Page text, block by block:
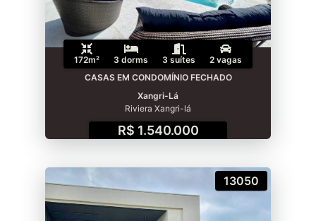
172m² 3 dorms 3 suítes
2 vagas
CASAS EM CONDOMÍNIO FECHADO
Xangri-Lá
Riviera Xangri-lá
R$ 1.540.000
13050